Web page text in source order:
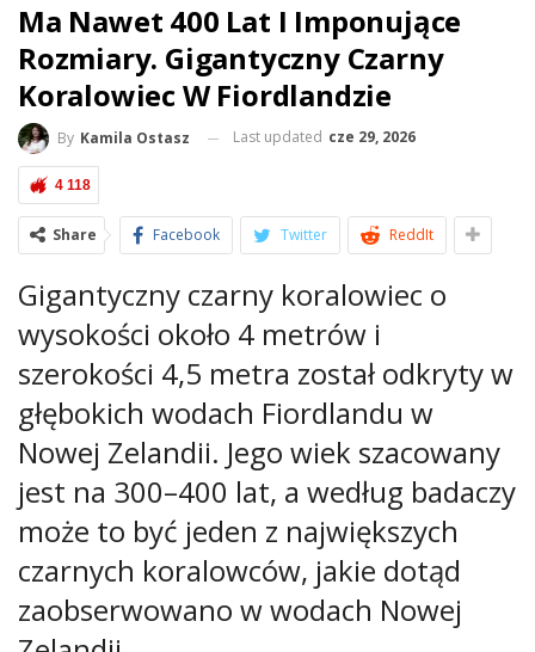
Ma Nawet 400 Lat I Imponujące
Rozmiary. Gigantyczny Czarny
Koralowiec W Fiordlandzie
By Kamila Ostasz Last updated cze 29, 2026
4 118
Share Facebook Twitter ReddIt
Gigantyczny czarny koralowiec o
wysokości około 4 metrów i
szerokości 4,5 metra został odkryty w
głębokich wodach Fiordlandu w
Nowej Zelandii. Jego wiek szacowany
jest na 300–400 lat, a według badaczy
może to być jeden z największych
czarnych koralowców, jakie dotąd
zaobserwowano w wodach Nowej